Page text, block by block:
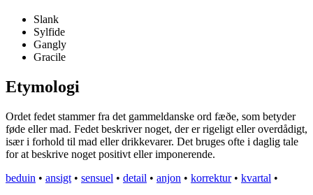
Slank
Sylfide
Gangly
Gracile
Etymologi
Ordet fedet stammer fra det gammeldanske ord fæðe, som betyder
føde eller mad. Fedet beskriver noget, der er rigeligt eller overdådigt,
især i forhold til mad eller drikkevarer. Det bruges ofte i daglig tale
for at beskrive noget positivt eller imponerende.
beduin • ansigt • sensuel • detail • anjon • korrektur• kvartal •